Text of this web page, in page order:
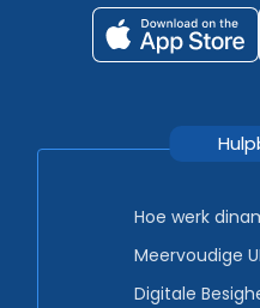
Hoe werk
Meervoudige
Digitale